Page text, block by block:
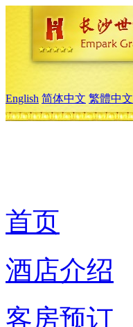
English 简体中文 繁體中文
首页
酒店介绍
客房预订